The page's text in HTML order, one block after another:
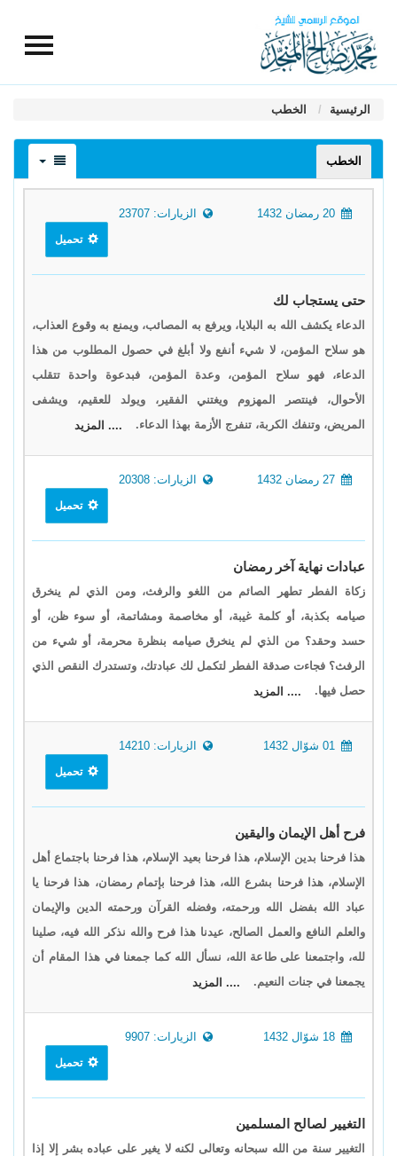
الرئيسية الخطب
الخطب
الزيارات: 23707
تحميل
حتى يستجاب لك
الدعاء يكشف الله به البلايا، ويرفع به المصائب، ويمنع به وقوع العذاب،
هو سلاح المؤمن، لا شيء أنفع ولا أبلغ في حصول المطلوب من هذا
الدعاء، فهو سلاح المؤمن، وعدة المؤمن، فبدعوة واحدة تتقلب
الأحوال، فينتصر المهزوم ويغتني الفقير، ويولد للعقيم، ويشفى
المريض، وتنفك الكربة، تنفرج الأزمة بهذا الدعاء.
.... المزيد
الزيارات: 20308
تحميل
عبادات نهاية آخر رمضان
زكاة الفطر تطهر الصائم من اللغو والرفث، ومن الذي لم ينخرق
صيامه بكذبة، أو كلمة غيبة، أو مخاصمة ومشاتمة، أو سوء ظن، أو
حسد وحقد؟ من الذي لم ينخرق صيامه بنظرة محرمة، أو شيء من
الرفث؟ فجاءت صدقة الفطر لتكمل لك عبادتك، وتستدرك النقص الذي
حصل فيها.
.... المزيد
الزيارات: 14210
تحميل
فرح أهل الإيمان واليقين
هذا فرحنا بدين الإسلام، هذا فرحنا بعيد الإسلام، هذا فرحنا باجتماع أهل
الإسلام، هذا فرحنا بشرع الله، هذا فرحنا بإتمام رمضان، هذا فرحنا يا
عباد الله بفضل الله ورحمته، وفضله القرآن ورحمته الدين والإيمان
والعلم النافع والعمل الصالح، عيدنا هذا فرح والله نذكر الله فيه، صلينا
لله، واجتمعنا على طاعة الله، نسأل الله كما جمعنا في هذا المقام أن
يجمعنا في جنات النعيم.
.... المزيد
الزيارات: 9907
تحميل
التغيير لصالح المسلمين
التغيير سنة من الله سبحانه وتعالى لكنه لا يغير على عباده بشر إلا إذا